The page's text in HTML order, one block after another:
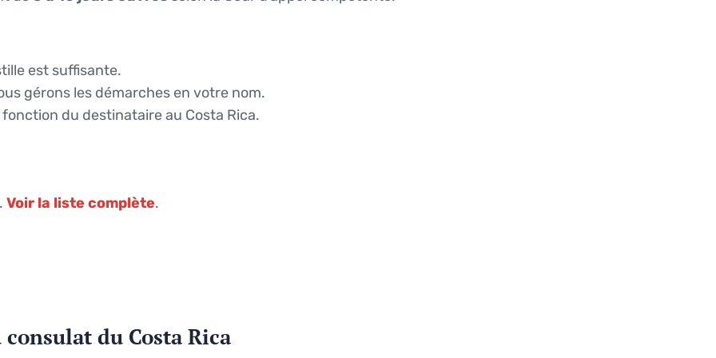
est suffisante.
gérons les démarches en votre nom.
du destinataire au Costa Rica.
Voir la liste complète.
consulat du Costa Rica